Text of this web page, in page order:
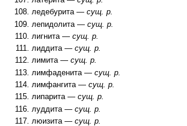
ледебурита —сущ. р.
лепидолита —сущ. р.
лигнита —сущ. р.
лиддита —сущ. р.
лимита —сущ. р.
лимфаденита —сущ. р.
лимфангита —сущ. р.
липарита —сущ. р.
луддита —сущ. р.
люизита —сущ. р.